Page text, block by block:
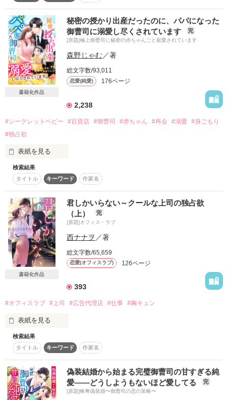
感想
ステータス 全て 完結
作品の長さ 長編 中編
コンテスト
賞」ベリーズカフェ会場
フカミ喫茶店では、アンティークに宿る
『記憶』、『想い』を読み取ります。
声にならないメッセージ、
知りたい方はぜひご来店下さい。
なお、料金は依頼により変動しますので、
来店時ご相談ください！
・┈︎┈︎┈︎┈︎┈︎┈︎┈︎┈︎┈︎┈︎┈︎┈︎┈︎┈︎┈︎┈︎┈︎┈︎┈︎┈︎・
*⑅︎୨୧┈︎┈︎┈︎┈︎୨୧⑅︎*
変わった店員が勢揃い
*⑅︎୨୧┈︎┈︎┈︎┈︎୨୧⑅︎*
＊―世界一美味しいコーヒーを煎れる老紳士―＊
＊―宝物を癒す天才少年リペア師―＊
＊―性格難アリのイケメン鑑定士―＊
◆◇◆◇◆◇◆◇◆◇◆◇◆◇◆
フカミ喫茶店へやってくる『依頼品』は、
今日もトラブルを運んでくるけれど。
どんなトラブルも
私達にかかれば、なんのその！
『ようこそ、不思議な鑑定士のいる、
⋆○ｏ｡..:*･･*:..｡ｏ○。
それはアンティークが織りなす
『絆』の物語。
○ｏ｡..○:*.。 ｡.*:○..｡ｏ○
書籍化作品
秘密の授かり出産だったのに、パパになった
御曹司に溺愛し尽くされています
完
[原題]極上御曹司に秘密の赤ちゃんごと寵愛されています
森野じゃむ／著
総文字数/93,011
恋愛(純愛) 176ページ
2,238
#シークレットベビー #百貨店 #御曹司 #赤ちゃん #再会 #溺愛 #身ごもり
#独占欲
表紙を見る
「忘れられるわけない。将来を誓い合ったのに……ずっと好き
だった」
一度引き離された二人は、運命のいたずらで再び出会ってしま
う――。
百貨店業界シェアNO.1の御曹司
『葛城堂』の代表取締役兼社長
葛城秋人（カツラギ・アキト）27歳
２歳の子を育てるシングルマザー
瀬名結愛（セナ・ユア）　25歳
長い期間、更新を追って下さった読者の皆様
たくさんのいいねも、ありがとうございました。
検索結果
タイトル
キーワード 作家名
書籍化作品
君しかいらない～クールな上司の独占欲
（上）
完
[原題]オフィス・ラブ
西ナナヲ ／著
総文字数/65,659
恋愛(オフィスラブ) 126ページ
393
#オフィスラブ #上司 #広告代理店 #仕事 #胸キュン
表紙を見る
「よろしく」って
にこりともしない
ほんと、この人
仕事の鬼
検索結果
タイトル
キーワード 作家名
偽装結婚から始まる完璧御曹司の甘すぎる純
愛――どうしようもないほど愛してる
完
[原題]略奪偽装婚〜御曹司の恋の策略〜